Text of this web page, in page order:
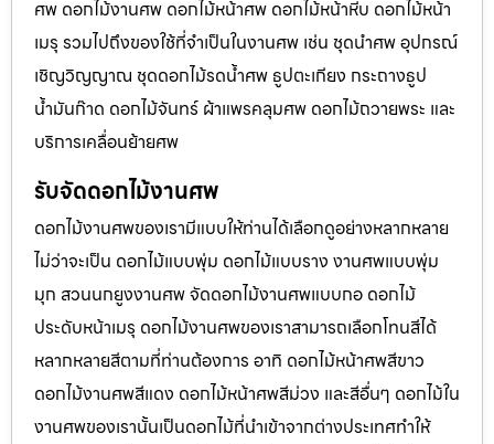
ศพ ดอกไม้งานศพ ดอกไม้หน้าศพ ดอกไม้หน้าหีบ ดอกไม้หน้า
เมรุ รวมไปถึงของใช้ที่จำเป็นในงานศพ เช่น ชุดนำศพ อุปกรณ์
เชิญวิญญาณ ชุดดอกไม้รดน้ำศพ ธูปตะเกียง กระถางธูป
น้ำมันก๊าด ดอกไม้จันทร์ ผ้าแพรคลุมศพ ดอกไม้ถวายพระ และ
บริการเคลื่อนย้ายศพ
รับจัดดอกไม้งานศพ
ดอกไม้งานศพของเรามีแบบให้ท่านได้เลือกดูอย่างหลากหลาย
ไม่ว่าจะเป็น ดอกไม้แบบพุ่ม ดอกไม้แบบราง งานศพแบบพุ่ม
มุก สวนนกยูงงานศพ จัดดอกไม้งานศพแบบกอ ดอกไม้
ประดับหน้าเมรุ ดอกไม้งานศพของเราสามารถเลือกโทนสีได้
หลากหลายสีตามที่ท่านต้องการ อาทิ ดอกไม้หน้าศพสีขาว
ดอกไม้งานศพสีแดง ดอกไม้หน้าศพสีม่วง และสีอื่นๆ ดอกไม้ใน
งานศพของเรานั้นเป็นดอกไม้ที่นำเข้าจากต่างประเทศทำให้